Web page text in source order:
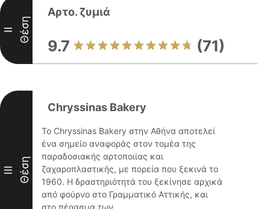
II Θέση
Αρτο. ζυμιά
9.7 (71)
III Θέση
Chryssinas Bakery
Το Chryssinas Bakery στην Αθήνα αποτελεί
ένα σημείο αναφοράς στον τομέα της
παραδοσιακής αρτοποιίας και
ζαχαροπλαστικής, με πορεία που ξεκινά το
1960. Η δραστηριότητά του ξεκίνησε αρχικά
από φούρνο στο Γραμματικό Αττικής, και
στο πέρασμα των ...